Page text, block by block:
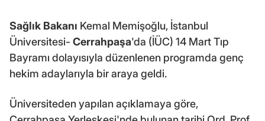
Sağlık Bakanı Kemal Memişoğlu, İstanbul
Üniversitesi- Cerrahpaşa'da (İÜC) 14 Mart Tıp
Bayramı dolayısıyla düzenlenen programda genç
hekim adaylarıyla bir araya geldi.
Üniversiteden yapılan açıklamaya göre,